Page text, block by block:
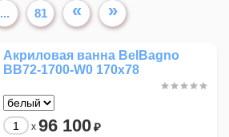
... 81 « »
Акриловая ванна BelBagno
BB72-1700-W0 170x78
x 96 100₽